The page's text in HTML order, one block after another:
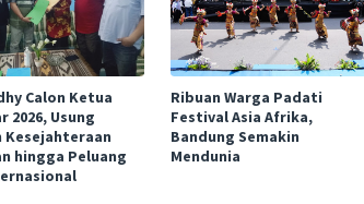
Calon Ketua
2026, Usung
Kesejahteraan
hingga Peluang
Ribuan Warga Padati
Festival Asia Afrika,
Bandung Semakin
Mendunia